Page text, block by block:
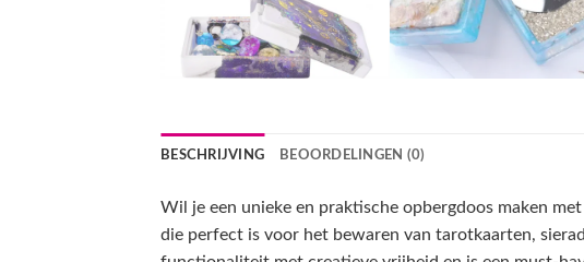
BESCHRIJVING BEOORDELINGEN (0)
Wil je een unieke en praktische opbergdoos maken
die perfect is voor het bewaren van tarotkaarten,